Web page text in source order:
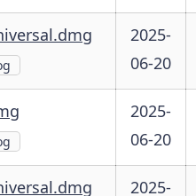
2025-
06-20
2025-
06-20
2025-